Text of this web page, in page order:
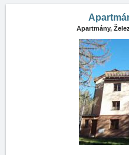
Apartmány,